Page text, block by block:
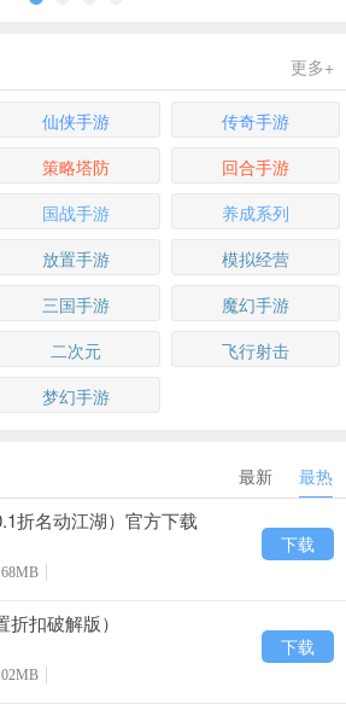
更多+
仙侠手游
传奇手游
策略塔防
回合手游
国战手游
养成系列
放置手游
模拟经营
三国手游
魔幻手游
二次元
飞行射击
梦幻手游
最新 最热
折名动江湖）官方下载
下载
扣破解版）
下载